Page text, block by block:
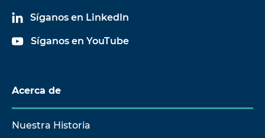
Síganos en LinkedIn
Síganos en YouTube
Acerca de
Nuestra Historia